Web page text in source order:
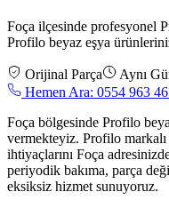
Foça ilçesinde profesyonel
Profilo beyaz eşya
Orijinal Parça Aynı
Hemen Ara: 0554 963
Foça bölgesinde Profilo
vermekteyiz. Profilo markalı
ihtiyaçlarını Foça
periyodik bakıma, parça
eksiksiz hizmet sunuyoruz.